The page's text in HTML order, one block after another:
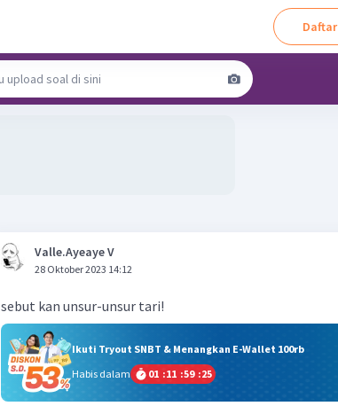
Daftar
Valle.Ayeaye V
28 Oktober 2023 14:12
sebut kan unsur-unsur tari!
Ikuti Tryout SNBT & Menangkan E-Wallet 100rb
Habis dalam
01 :11 :59 :25